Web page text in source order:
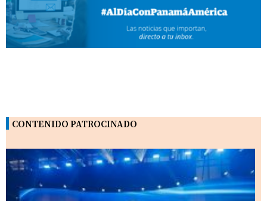
CONTENIDO PATROCINADO